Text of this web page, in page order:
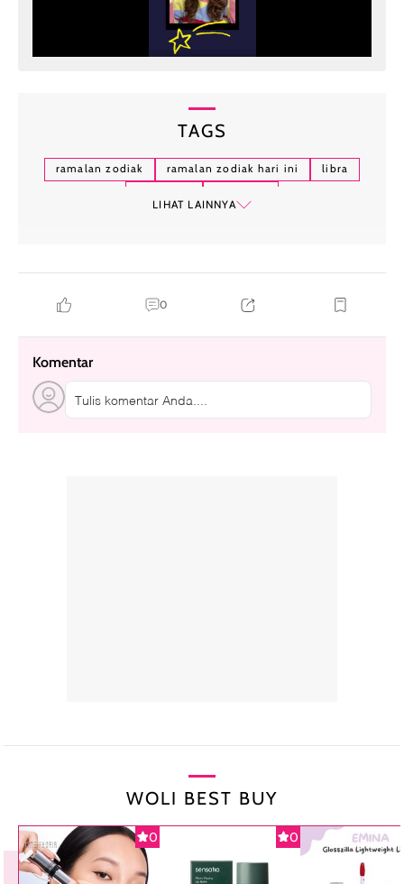
TAGS
ramalan zodiak ramalan zodiak hari ini
libra
LIHAT LAINNYA
0
Komentar
Tulis komentar Anda....
WOLI BEST BUY
0 0